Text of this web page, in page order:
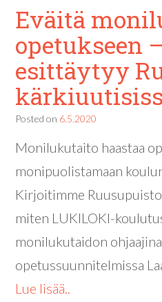
Eväitä
opetukseen
esittäytyy
Posted on 6.5.2020
Monilukutaito haastaa
monipuolistamaan
Kirjoitimme
miten LUKILOKI-
monilukutaidon
opetussuunnitelmissa
Lue lisää..